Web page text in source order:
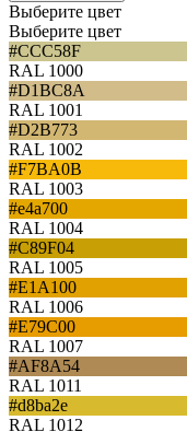
Выберите цвет
Выберите цвет
#CCC58F
RAL 1000
#D1BC8A
RAL 1001
#D2B773
RAL 1002
#F7BA0B
RAL 1003
#e4a700
RAL 1004
#C89F04
RAL 1005
#E1A100
RAL 1006
#E79C00
RAL 1007
#AF8A54
RAL 1011
#d8ba2e
RAL 1012